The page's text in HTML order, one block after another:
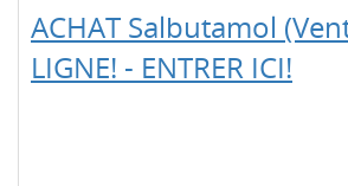
ACHAT Salbutamol
LIGNE! - ENTRER ICI!